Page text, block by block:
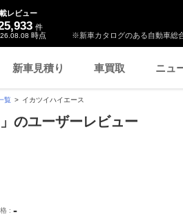
※新車カタログのある自動車総
レビュー
件
時点
新車見積り 車買取 ニュ
覧 イカツイハイエース
のユーザーレビュー
-